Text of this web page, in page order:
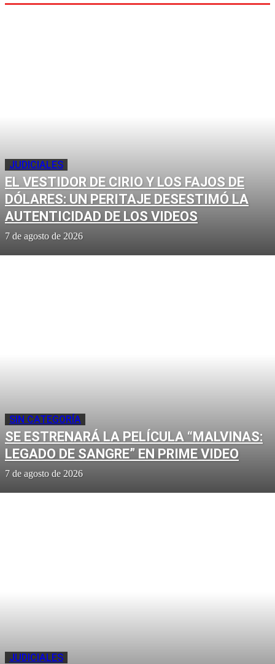
JUDICIALES
EL VESTIDOR DE CIRIO Y LOS FAJOS DE
DÓLARES: UN PERITAJE DESESTIMÓ LA
AUTENTICIDAD DE LOS VIDEOS
7 de agosto de 2026
SIN CATEGORÍA
SE ESTRENARÁ LA PELÍCULA “MALVINAS:
LEGADO DE SANGRE” EN PRIME VIDEO
7 de agosto de 2026
JUDICIALES